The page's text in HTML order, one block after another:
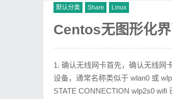
默认分类 Share Linux
Centos无图形化
1. 确认无线网卡首先，确认无线网
设备，通常名称类似于 wlan0 或
STATE CONNECTION wlp2s0 wifi